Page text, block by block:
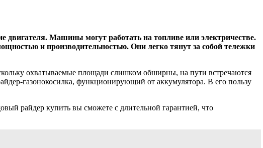
двигателя. Машины могут работать на топливе или электричестве.
и производительностью. Они легко тянут за собой тележки
охватываемые площади слишком обширны, на пути встречаются
газонокосилка, функционирующий от аккумулятора. В его пользу
райдер купить вы сможете с длительной гарантией, что